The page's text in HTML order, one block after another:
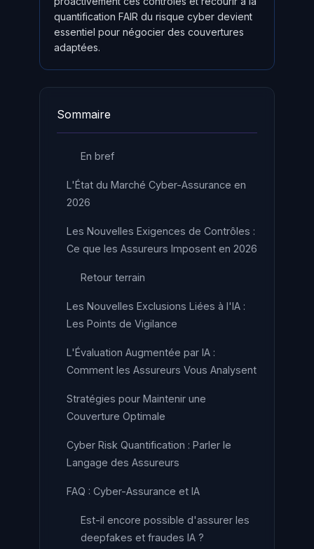
quantification FAIR du risque cyber devient
essentiel pour négocier des couvertures
adaptées.
Sommaire
En bref
L'État du Marché Cyber-Assurance en
2026
Les Nouvelles Exigences de Contrôles :
Ce que les Assureurs Imposent en 2026
Retour terrain
Les Nouvelles Exclusions Liées à l'IA :
Les Points de Vigilance
L'Évaluation Augmentée par IA :
Comment les Assureurs Vous Analysent
Stratégies pour Maintenir une
Couverture Optimale
Cyber Risk Quantification : Parler le
Langage des Assureurs
FAQ : Cyber-Assurance et IA
Est-il encore possible d'assurer les
deepfakes et fraudes IA ?